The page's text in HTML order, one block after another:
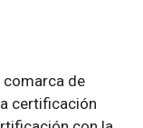
comarca de
certificación